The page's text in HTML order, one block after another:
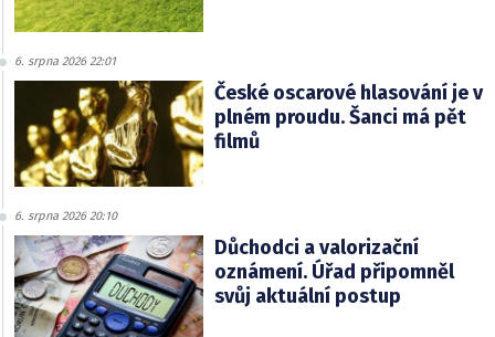
6. srpna 2026 22:01
České oscarové hlasování je v
plném proudu. Šanci má pět
filmů
6. srpna 2026 20:10
Důchodci a valorizační
oznámení. Úřad připomněl
svůj aktuální postup